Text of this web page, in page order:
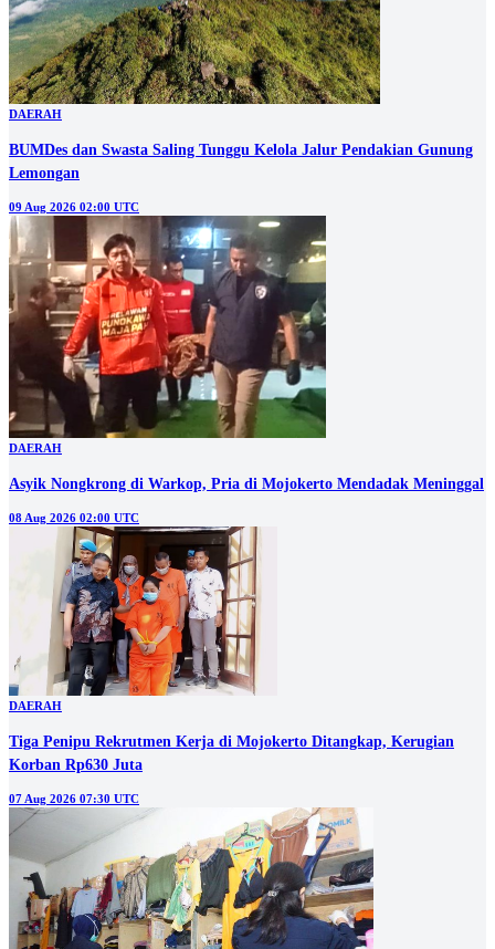
DAERAH
BUMDes dan Swasta Saling Tunggu Kelola Jalur Pendakian Gunung
Lemongan
09 Aug 2026 02:00 UTC
DAERAH
Asyik Nongkrong di Warkop, Pria di Mojokerto Mendadak Meninggal
08 Aug 2026 02:00 UTC
DAERAH
Tiga Penipu Rekrutmen Kerja di Mojokerto Ditangkap, Kerugian
Korban Rp630 Juta
07 Aug 2026 07:30 UTC